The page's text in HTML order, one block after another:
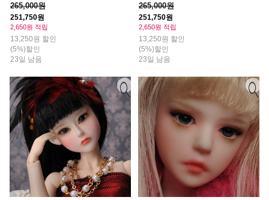
265,000원
251,750원
2,650원 적립
13,250원 할인
(5%)할인
23일 남음
265,000원
251,750원
2,650원 적립
13,250원 할인
(5%)할인
23일 남음